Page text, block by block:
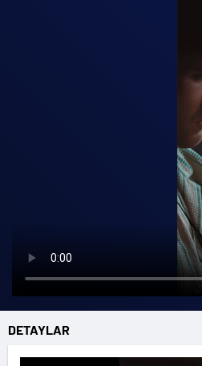
DETAYLAR